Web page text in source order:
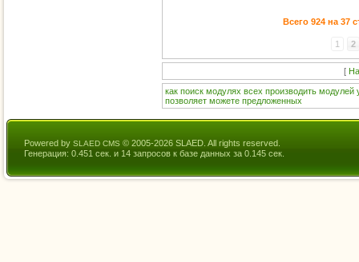
Всего 924 на 37
1 2
[
как поиск модулях всех производить модулей
позволяет можете предложенных
Powered by SLAED CMS © 2005-2026 SLAED. All rights reserved.
Генерация: 0.451 сек. и 14 запросов к базе данных за 0.145 сек.